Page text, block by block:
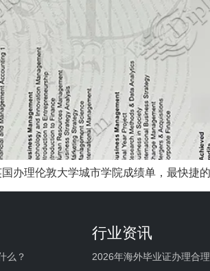
办理伦敦大学城市学院成绩单，最快捷
么？
行业资讯
2026年海外毕业证办理合